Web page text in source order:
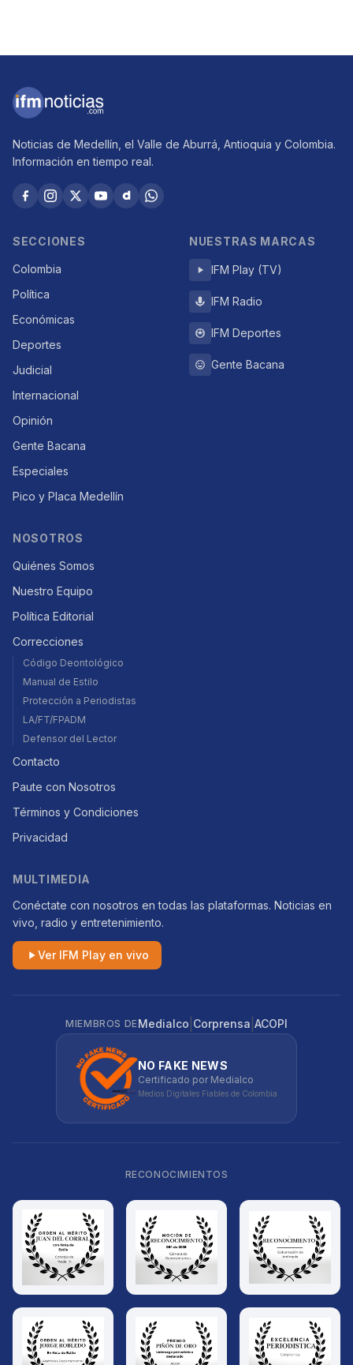
Noticias de Medellín, el Valle de Aburrá, Antioquia y Colombia.
Información en tiempo real.
SECCIONES
Colombia
Política
Económicas
Deportes
Judicial
Internacional
Opinión
Gente Bacana
Especiales
Pico y Placa Medellín
NUESTRAS MARCAS
IFM Play (TV)
IFM Radio
IFM Deportes
Gente Bacana
NOSOTROS
Quiénes Somos
Nuestro Equipo
Política Editorial
Correcciones
Código Deontológico
Manual de Estilo
Protección a Periodistas
LA/FT/FPADM
Defensor del Lector
Contacto
Paute con Nosotros
Términos y Condiciones
Privacidad
MULTIMEDIA
Conéctate con nosotros en todas las plataformas. Noticias en
vivo, radio y entretenimiento.
Ver IFM Play en vivo
MIEMBROS DEMedialco Corprensa ACOPI
NO FAKE NEWS
Certificado por Medialco
Medios Digitales Fiables de Colombia
RECONOCIMIENTOS